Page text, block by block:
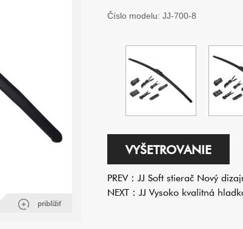
priblížiť
Číslo modelu: JJ-700-8
VYŠETROVANIE
PREV： JJ Soft stierač Nový
NEXT： JJ Vysoko kvalitná